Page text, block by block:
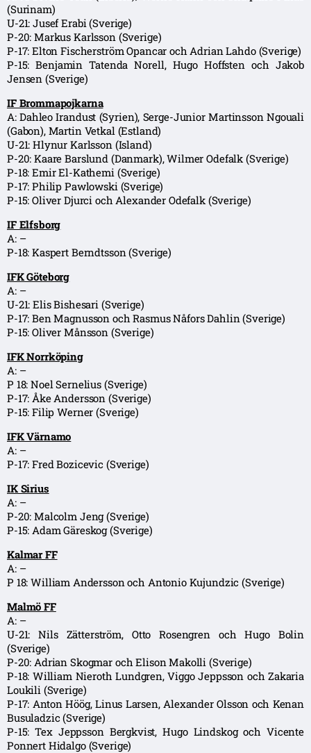
(Surinam)
U-21: Jusef Erabi (Sverige)
P-20: Markus Karlsson (Sverige)
P-17: Elton Fischerström Opancar och Adrian Lahdo (Sverige)
P-15: Benjamin Tatenda Norell, Hugo Hoffsten och Jakob
Jensen (Sverige)
IF Brommapojkarna
A: Dahleo Irandust (Syrien), Serge-Junior Martinsson Ngouali
(Gabon), Martin Vetkal (Estland)
U-21: Hlynur Karlsson (Island)
P-20: Kaare Barslund (Danmark), Wilmer Odefalk (Sverige)
P-18: Emir El-Kathemi (Sverige)
P-17: Philip Pawlowski (Sverige)
P-15: Oliver Djurci och Alexander Odefalk (Sverige)
IF Elfsborg
A: –
P-18: Kaspert Berndtsson (Sverige)
IFK Göteborg
A: –
U-21: Elis Bishesari (Sverige)
P-17: Ben Magnusson och Rasmus Nåfors Dahlin (Sverige)
P-15: Oliver Månsson (Sverige)
IFK Norrköping
A: –
P 18: Noel Sernelius (Sverige)
P-17: Åke Andersson (Sverige)
P-15: Filip Werner (Sverige)
IFK Värnamo
A: –
P-17: Fred Bozicevic (Sverige)
IK Sirius
A: –
P-20: Malcolm Jeng (Sverige)
P-15: Adam Gäreskog (Sverige)
Kalmar FF
A: –
P 18: William Andersson och Antonio Kujundzic (Sverige)
Malmö FF
A: –
U-21: Nils Zätterström, Otto Rosengren och Hugo Bolin
(Sverige)
P-20: Adrian Skogmar och Elison Makolli (Sverige)
P-18: William Nieroth Lundgren, Viggo Jeppsson och Zakaria
Loukili (Sverige)
P-17: Anton Höög, Linus Larsen, Alexander Olsson och Kenan
Busuladzic (Sverige)
P-15: Tex Jeppsson Bergkvist, Hugo Lindskog och Vicente
Ponnert Hidalgo (Sverige)